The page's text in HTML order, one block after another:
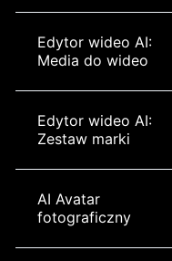
Edytor wideo AI:
Media do wideo
Edytor wideo AI:
Zestaw marki
AI Avatar
fotograficzny